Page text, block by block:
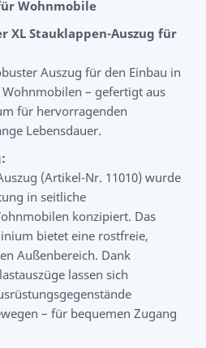
Wohnmobile
XL Stauklappen-Auszug für
Auszug für den Einbau in
– gefertigt aus
für hervorragenden
Lebensdauer.
(Artikel-Nr. 11010) wurde
in seitliche
konzipiert. Das
bietet eine rostfreie,
Außenbereich. Dank
lassen sich
– für bequemen Zugang